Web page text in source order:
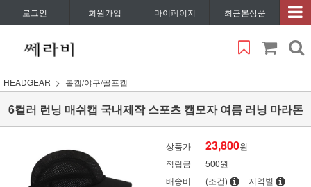
로그인 회원가입 마이페이지 최근본상품
HEADGEAR 볼캡/야구/골프캡
6컬러 런닝 매쉬캡 국내제작 스포츠 캡모자 여름 러닝 마라톤
상품가 23,800원
적립금
500원
배송비
(조건) 지역별